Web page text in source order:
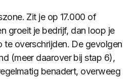
Zit je op 17.000 of
groeit je bedrijf, dan loop je
te overschrijden. De gevolgen
(meer daarover bij stap 6),
benadert, overweeg